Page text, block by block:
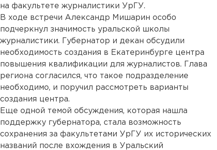
на факультете журналистики УрГУ.
В ходе встречи Александр Мишарин особо
подчеркнул значимость уральской школы
журналистики. Губернатор и декан обсудили
необходимость создания в Екатеринбурге центра
повышения квалификации для журналистов. Глава
региона согласился, что такое подразделение
необходимо, и поручил рассмотреть варианты
создания центра.
Еще одной темой обсуждения, которая нашла
поддержку губернатора, стала возможность
сохранения за факультетами УрГУ их исторических
названий после вхождения в Уральский